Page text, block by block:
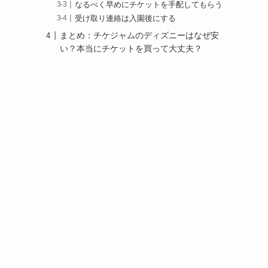
なるべく早めにチケットを手配してもらう
受け取り連絡は入園後にする
まとめ：チケジャムのディズニーはなぜ安
い？本当にチケットを買って大丈夫？